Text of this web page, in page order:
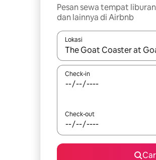
Pesan sewa tempat
dan lainnya di Airbnb
Lokasi
Jika hasil yang dicari
Check-in
Check-out